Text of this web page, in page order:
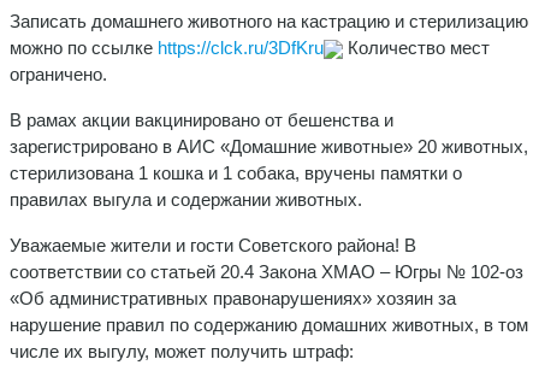
Записать домашнего животного на кастрацию и стерилизацию
можно по ссылке https://clck.ru/3DfKru
Количество мест
ограничено.
В рамах акции вакцинировано от бешенства и
зарегистрировано в АИС «Домашние животные» 20 животных,
стерилизована 1 кошка и 1 собака, вручены памятки о
правилах выгула и содержании животных.
Уважаемые жители и гости Советского района! В
соответствии со статьей 20.4 Закона ХМАО – Югры № 102-оз
«Об административных правонарушениях» хозяин за
нарушение правил по содержанию домашних животных, в том
числе их выгулу, может получить штраф: